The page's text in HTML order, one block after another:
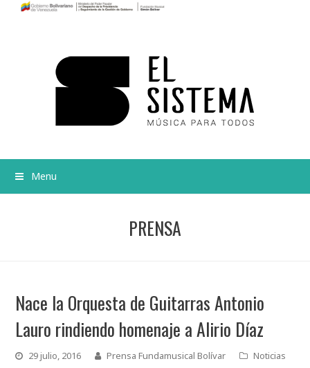
Menu
PRENSA
Nace la Orquesta de Guitarras Antonio
Lauro rindiendo homenaje a Alirio Díaz
29 julio, 2016 Prensa Fundamusical Bolívar Noticias